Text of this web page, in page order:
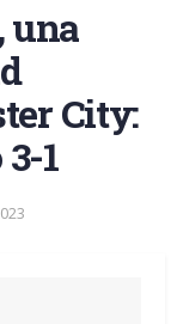
una
City:
1